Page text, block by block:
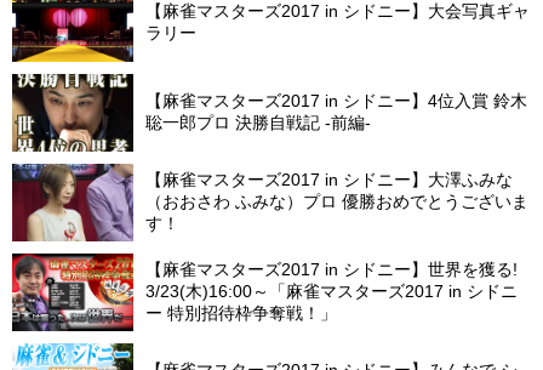
【麻雀マスターズ2017 in シドニー】大会写真ギャ
ラリー
【麻雀マスターズ2017 in シドニー】4位入賞 鈴木
聡一郎プロ 決勝自戦記 -前編-
【麻雀マスターズ2017 in シドニー】大澤ふみな
（おおさわ ふみな）プロ 優勝おめでとうございま
す！
【麻雀マスターズ2017 in シドニー】世界を獲る!
3/23(木)16:00～「麻雀マスターズ2017 in シドニ
ー 特別招待枠争奪戦！」